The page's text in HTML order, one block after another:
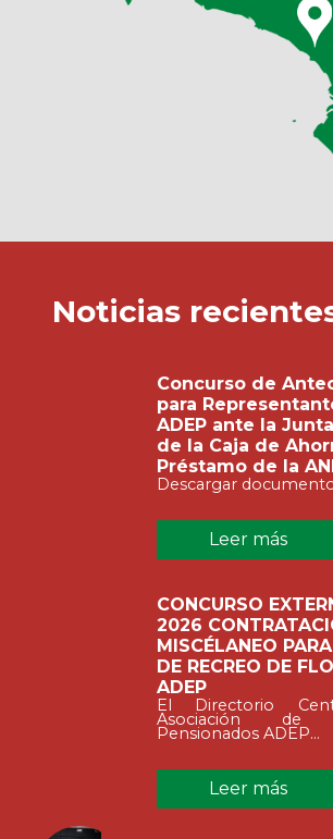
Noticias
Concurso de
para
ADEP ante la
de la Caja de
Préstamo de la
Descargar
Leer más
CONCURSO
2026
MISCÉLANEO
DE RECREO DE
ADEP
El Directorio
Asociación de
Pensionados ADEP...
Leer más